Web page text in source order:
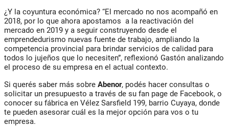
¿Y la coyuntura económica? “El mercado no nos acompañó en
2018, por lo que ahora apostamos a la reactivación del
mercado en 2019 y a seguir construyendo desde el
emprendedurismo nuevas fuente de trabajo, ampliando la
competencia provincial para brindar servicios de calidad para
todos lo jujeños que lo necesiten”, reflexionó Gastón analizando
el proceso de su empresa en el actual contexto.
Si querés saber más sobre Abenor, podés hacer consultas o
solicitar un presupuesto a través de su fan page de Facebook, o
conocer su fábrica en Vélez Sarsfield 199, barrio Cuyaya, donde
te pueden asesorar cuál es la mejor opción para vos o tu
empresa.